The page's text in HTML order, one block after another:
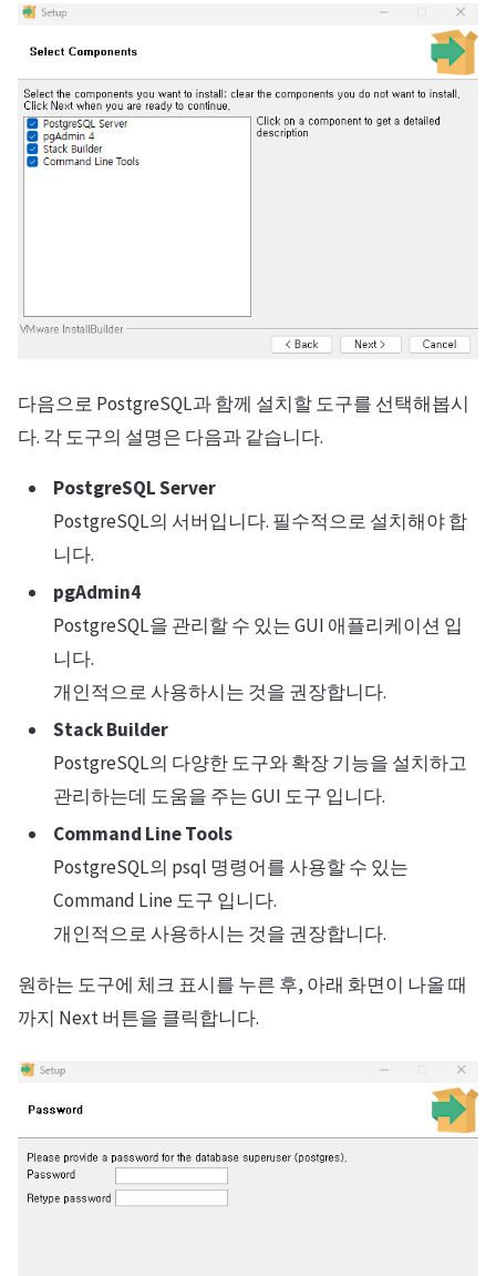
다음으로 PostgreSQL과 함께 설치할 도구를 선택해봅시
다. 각 도구의 설명은 다음과 같습니다.
PostgreSQL Server
PostgreSQL의 서버입니다. 필수적으로 설치해야 합
니다.
pgAdmin4
PostgreSQL을 관리할 수 있는 GUI 애플리케이션 입
니다.
개인적으로 사용하시는 것을 권장합니다.
Stack Builder
PostgreSQL의 다양한 도구와 확장 기능을 설치하고
관리하는데 도움을 주는 GUI 도구 입니다.
Command Line Tools
PostgreSQL의 psql 명령어를 사용할 수 있는
Command Line 도구 입니다.
개인적으로 사용하시는 것을 권장합니다.
원하는 도구에 체크 표시를 누른 후, 아래 화면이 나올 때
까지 Next 버튼을 클릭합니다.